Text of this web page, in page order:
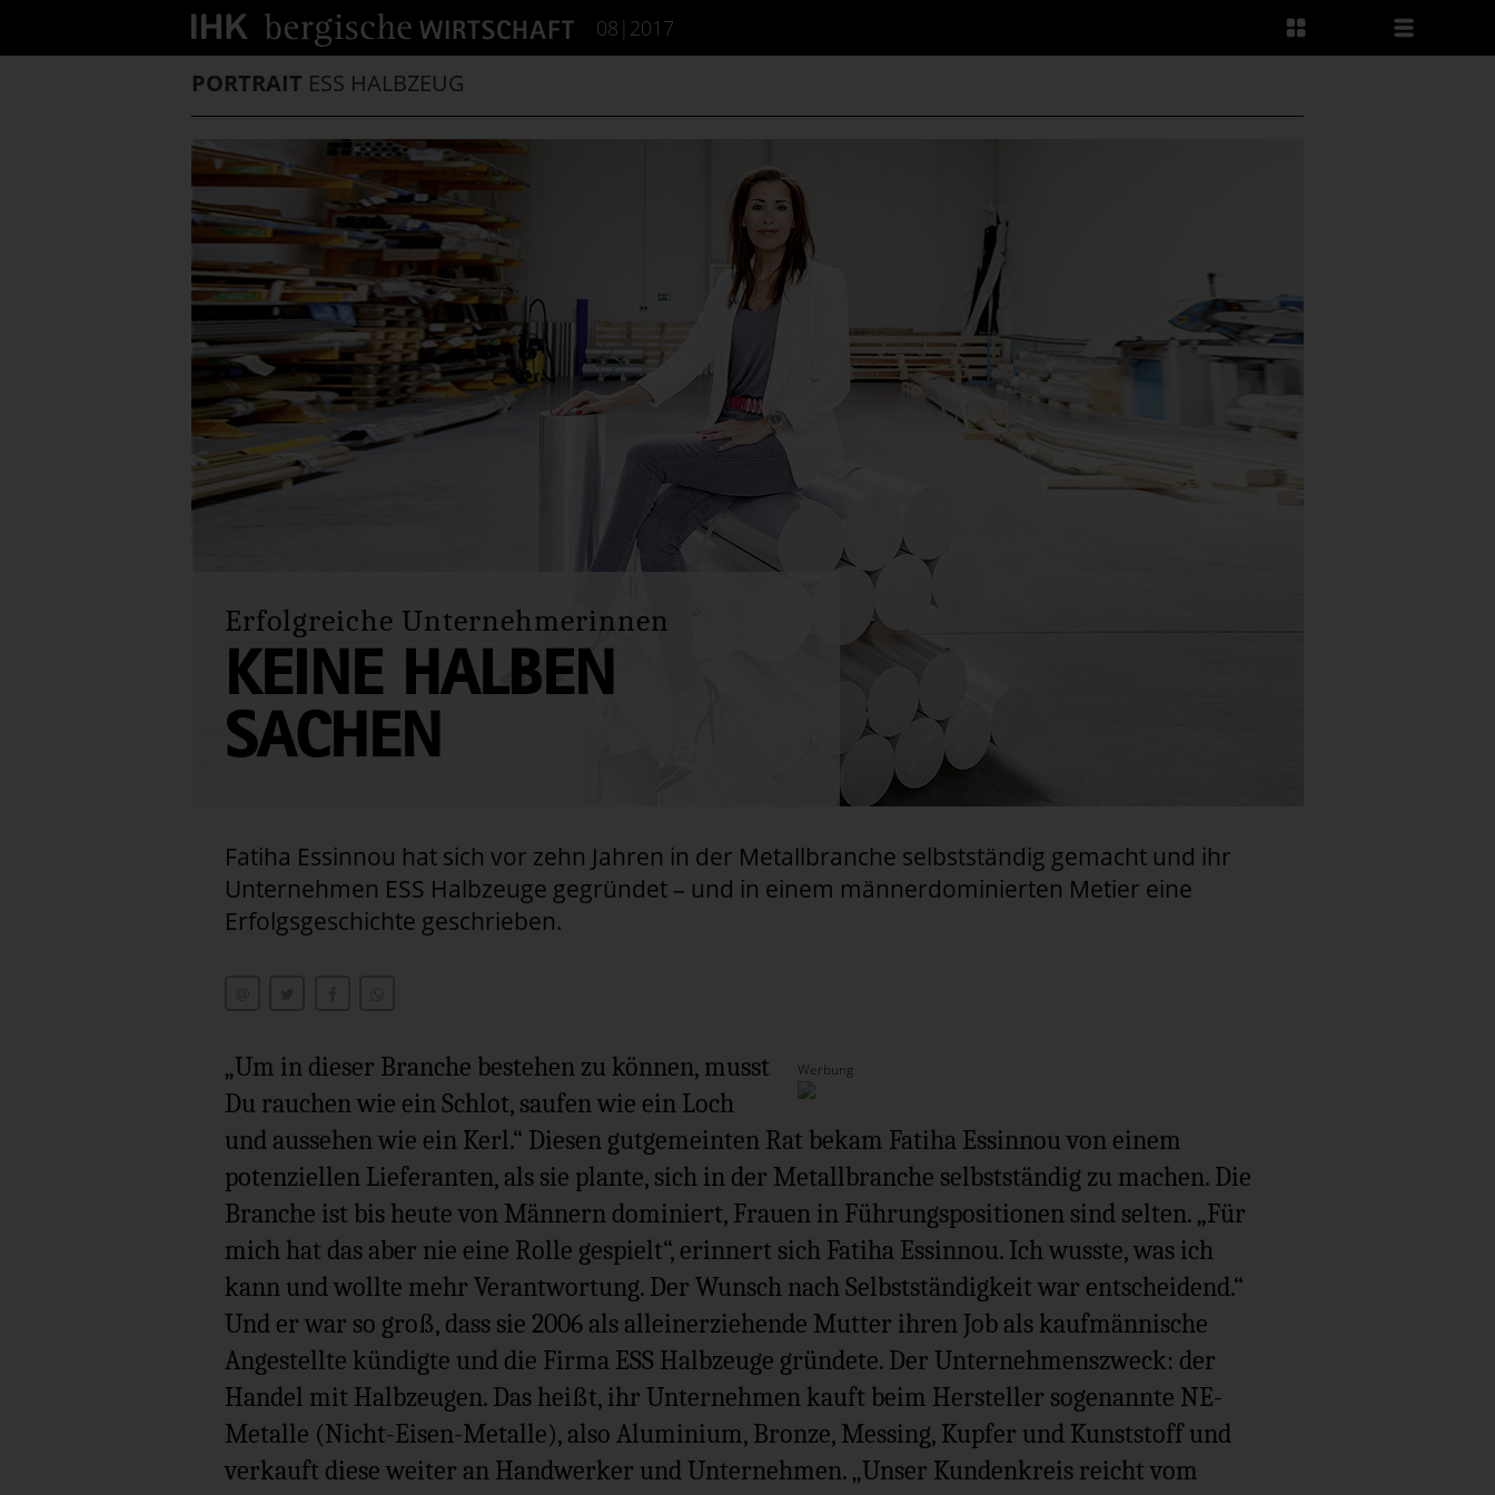
08|2017
PORTRAIT ESS HALBZEUG
Erfolgreiche Unternehmerinnen
KEINE HALBEN
SACHEN
Fatiha Essinnou hat sich vor zehn Jahren in der Metallbranche selbstständig gemacht und ihr
Unternehmen ESS Halbzeuge gegründet – und in einem männerdominierten Metier eine
Erfolgsgeschichte geschrieben.
Werbung
„Um in dieser Branche bestehen zu können, musst
Du rauchen wie ein Schlot, saufen wie ein Loch
und aussehen wie ein Kerl.“ Diesen gutgemeinten Rat bekam Fatiha Essinnou von einem
potenziellen Lieferanten, als sie plante, sich in der Metallbranche selbstständig zu machen. Die
Branche ist bis heute von Männern dominiert, Frauen in Führungspositionen sind selten. „Für
mich hat das aber nie eine Rolle gespielt“, erinnert sich Fatiha Essinnou. Ich wusste, was ich
kann und wollte mehr Verantwortung. Der Wunsch nach Selbstständigkeit war entscheidend.“
Und er war so groß, dass sie 2006 als alleinerziehende Mutter ihren Job als kaufmännische
Angestellte kündigte und die Firma ESS Halbzeuge gründete. Der Unternehmenszweck: der
Handel mit Halbzeugen. Das heißt, ihr Unternehmen kauft beim Hersteller sogenannte NE-
Metalle (Nicht-Eisen-Metalle), also Aluminium, Bronze, Messing, Kupfer und Kunststoff und
verkauft diese weiter an Handwerker und Unternehmen. „Unser Kundenkreis reicht vom